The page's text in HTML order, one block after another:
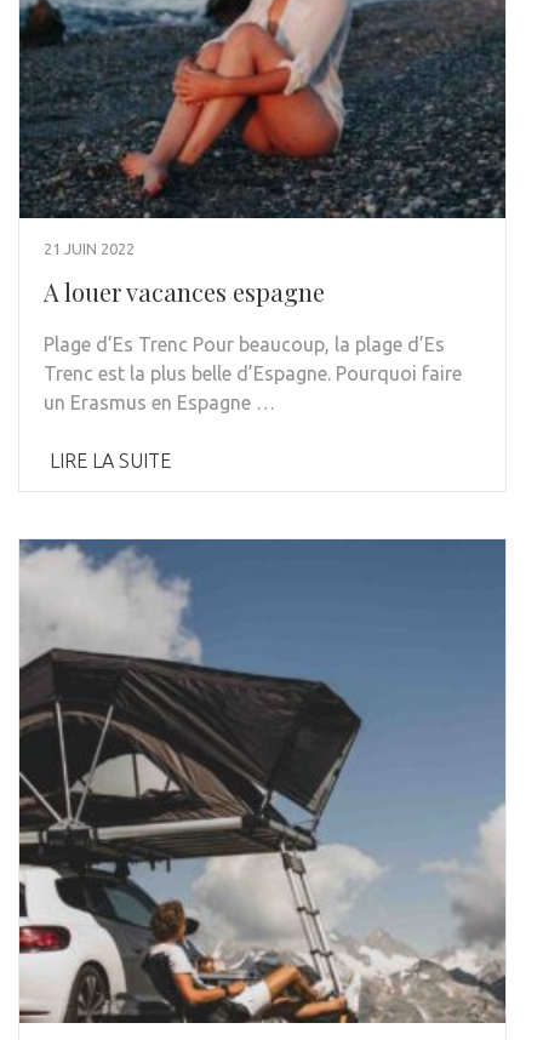
21 JUIN 2022
A louer vacances espagne
Plage d’Es Trenc Pour beaucoup, la plage d’Es
Trenc est la plus belle d’Espagne. Pourquoi faire
un Erasmus en Espagne …
LIRE LA SUITE